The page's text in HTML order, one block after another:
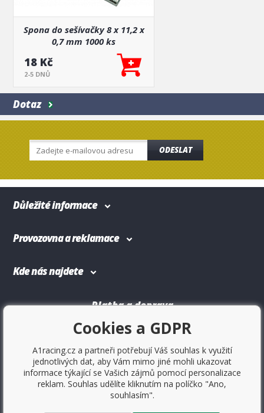
Spona do sešívačky 8 x 11,2 x
0,7 mm 1000 ks
18 Kč
2-5 DNŮ
Dotaz
ODESLAT
Důležité informace
Provozovna a reklamace
Kde nás najdete
Platba a doprava
Cookies a GDPR
A1racing.cz a partneři potřebují Váš souhlas k využití
jednotlivých dat, aby Vám mimo jiné mohli ukazovat
informace týkající se Vašich zájmů pomocí personalizace
reklam. Souhlas udělíte kliknutím na políčko "Ano,
souhlasím".